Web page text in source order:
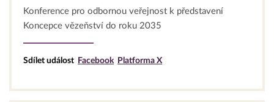
Konference pro odbornou veřejnost k představení
Koncepce vězeňství do roku 2035
Sdílet událost Facebook Platforma X